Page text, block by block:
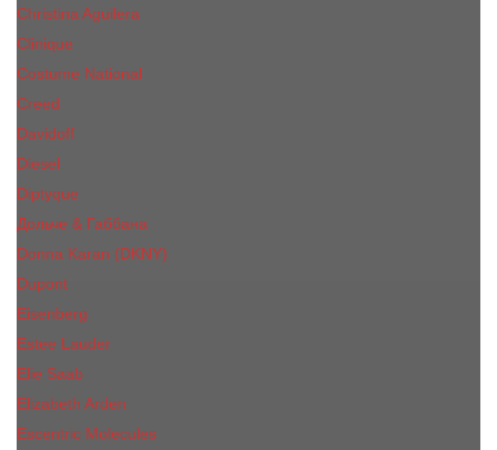
Christina Aguilera
Сliniquе
Costume National
Creed
Davidoff
Diesel
Diptyque
Дольче & Габбана
Donna Karan (DKNY)
Dupont
Eisenberg
Еsteе Lаudеr
Elie Saab
Elizabeth Arden
Escentric Molecules